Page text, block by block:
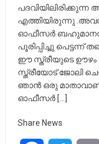
എത്തിയിരുന്നു
ഓഫീസർ
പൂരിപ്പിച്ചു
ഈ സ്ത്രീയുടെ ഊഴം
സ്ത്രീയോട് ജോലി
ഞാൻ ഒരു
ഓഫീസർ […]
Share News